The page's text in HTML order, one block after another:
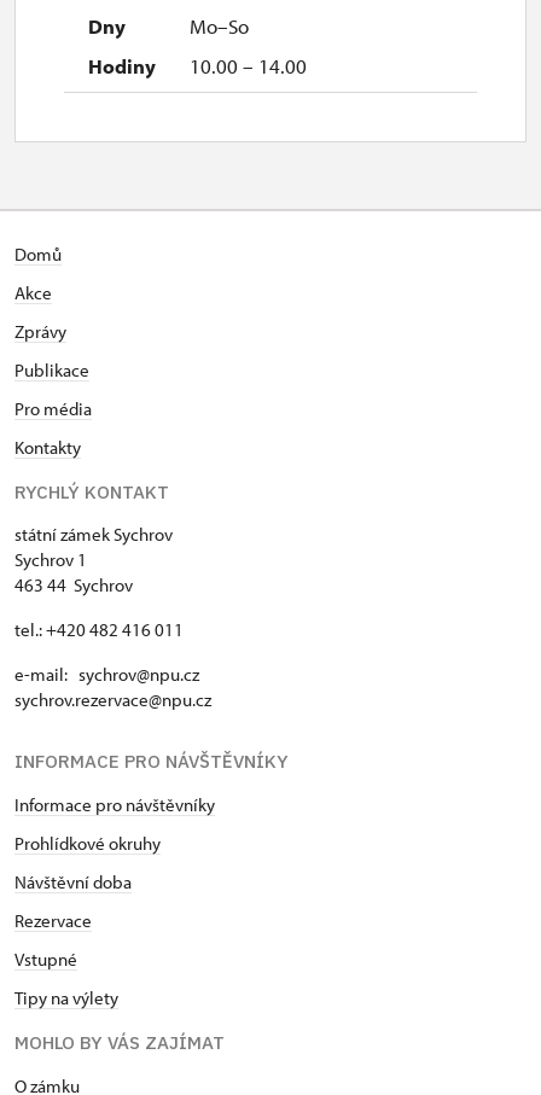
Mo–So
10.00 – 14.00
Domů
Akce
Zprávy
Publikace
Pro média
Kontakty
RYCHLÝ KONTAKT
státní zámek Sychrov
Sychrov 1
463 44 Sychrov
tel.: +420 482 416 011
e-mail: sychrov@npu.cz
sychrov.rezervace@npu.cz
INFORMACE PRO NÁVŠTĚVNÍKY
Informace pro návštěvníky
Prohlídkové okruhy
Návštěvní doba
Rezervace
Vstupné
Tipy na výlety
MOHLO BY VÁS ZAJÍMAT
O zámku